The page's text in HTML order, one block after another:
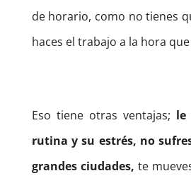
de horario, como no tienes
haces el trabajo a la hora
Eso tiene otras ventajas; le
rutina y su estrés, no
grandes ciudades, te